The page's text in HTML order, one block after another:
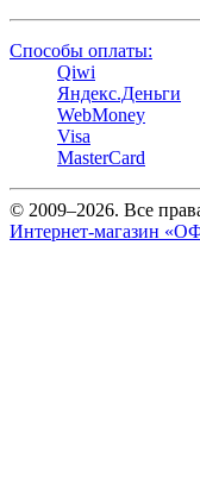
Способы оплаты:
Qiwi
Яндекс.Деньги
WebMoney
Visa
MasterCard
© 2009–2026. Все
Интернет-магазин